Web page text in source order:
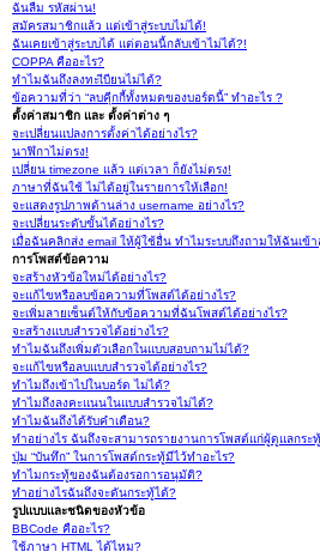
ฉันลืม รหัสผ่าน!
สมัครสมาชิกแล้ว แต่เข้าสู่ระบบไม่ได้!
ฉันเคยเข้าสู่ระบบได้ แต่ตอนนี้กลับเข้าไม่ได้?!
COPPA คืออะไร?
ทำไมฉันถึงลงทะเีบียนไม่ได้?
ข้อความที่ว่า “ลบคุีกกี้ทั้งหมดของบอร์ดนี้” ทำอะไร ?
ตั้งค่าสมาชิก และ ตั้งค่าต่าง ๆ
จะเปลี่ยนแปลงการตั้งค่าได้อย่างไร?
นาฬิกาไม่ตรง!
เปลี่ยน timezone แล้ว แต่เวลา ก็ยังไม่ตรง!
ภาษาที่ฉันใช้ ไม่ได้อยู่ในรายการให้เลือก!
จะแสดงรูปภาพด้านล่าง username อย่างไร?
จะเปลี่ยนระดับขั้นได้อย่างไร?
เมื่อฉันคลิกส่ง email ให้ผู้ใช้อื่น ทำไมระบบถึงถามให้ฉันเข้
การโพสต์ข้อความ
จะสร้างหัวข้อใหม่ได้อย่างไร?
จะแก้ไขหรือลบข้อความที่โพสต์ได้อย่างไร?
จะเพิ่มลายเซ็นต์ให้กับข้อความที่ฉันโพสต์ได้อย่างไร?
จะสร้างแบบสำรวจได้อย่างไร?
ทำไมฉันถึงเพิ่มตัวเลือกในแบบสอบถามไม่ได้?
จะแก้ไขหรือลบแบบสำรวจได้อย่างไร?
ทำไมถึงเข้าไปในบอร์ด ไม่ได้?
ทำไมถึงลงคะแนนในแบบสำรวจไม่ได้?
ทำไมฉันถึงได้รับคำเตือน?
ทำอย่างไร ฉันถึงจะสามารถรายงานการโพสต์แก่ผู้ดูแลกระ
ปุ่ม “บันทึก” ในการโพสต์กระทู้มีไว้ทำอะไร?
ทำไมกระทู้ของฉันต้องรอการอนุมัติ?
ทำอย่างไรฉันถึงจะดันกระทู้ได้?
รูปแบบและชนิดของหัวข้อ
BBCode คืออะไร?
ใช้ภาษา HTML ได้ไหม?